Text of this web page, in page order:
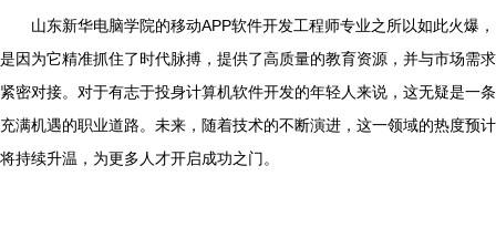
山东新华电脑学院的移动APP软件开发工程师专业之所以如此火爆，
是因为它精准抓住了时代脉搏，提供了高质量的教育资源，并与市场需求
紧密对接。对于有志于投身计算机软件开发的年轻人来说，这无疑是一条
充满机遇的职业道路。未来，随着技术的不断演进，这一领域的热度预计
将持续升温，为更多人才开启成功之门。